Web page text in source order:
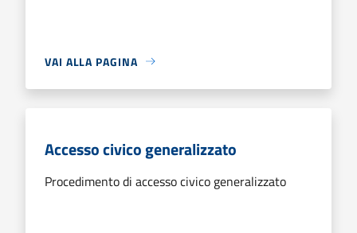
VAI ALLA PAGINA
Accesso civico generalizzato
Procedimento di accesso civico generalizzato